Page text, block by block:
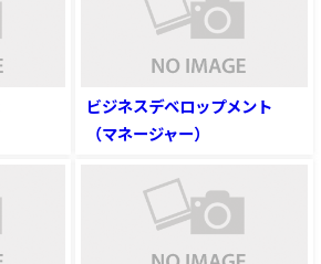
ビジネスデベロップメント
（マネージャー）